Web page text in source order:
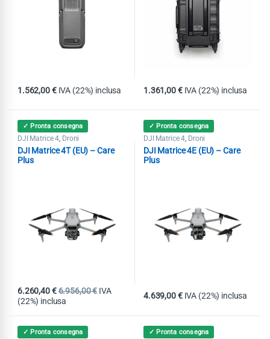
1.562,00€ IVA (22%) inclusa 1.361,00€ IVA (22%) inclusa
✓ Pronta consegna
DJI Matrice 4, Droni
DJI Matrice 4T (EU) – Care
Plus
6.260,40€6.956,00€ IVA
(22%) inclusa
✓ Pronta consegna
DJI Matrice 4, Droni
DJI Matrice 4E (EU) – Care
Plus
4.639,00€ IVA (22%) inclusa
✓ Pronta consegna ✓ Pronta consegna